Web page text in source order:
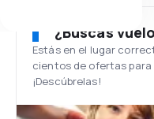
¿Buscas
Estás en el lugar
cientos de ofertas
¡Descúbrelas!